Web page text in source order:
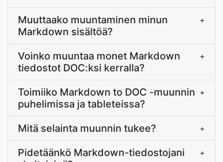
Muuttaako muuntaminen minun
Markdown sisältöä?
+
Voinko muuntaa monet Markdown
tiedostot DOC:ksi kerralla?
+
Toimiiko Markdown to DOC -muunnin
puhelimissa ja tableteissa?
+
Mitä selainta muunnin tukee? +
Pidetäänkö Markdown-tiedostojani
+